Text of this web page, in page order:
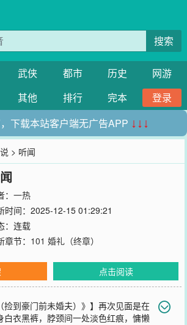
搜索
武侠 都市 历史
网游
其他 排行 完本
登录
下载本站客户端无广告APP ↓↓↓
> 听闻
一热
时间：2025-12-15 01:29:21
：连载
章节： 101 婚礼（终章）
点击阅读
捡到豪门前未婚夫）》】再次见面是在
白衣黑裤，脖颈间一处淡色红痕，慵懒